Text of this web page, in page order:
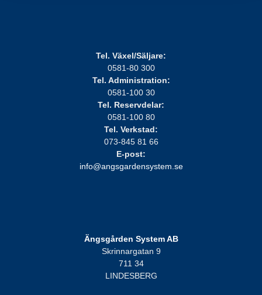
Tel. Växel/Säljare:
0581-80 300
Tel. Administration:
0581-100 30
Tel. Reservdelar:
0581-100 80
Tel. Verkstad:
073-845 81 66
E-post:
info@angsgardensystem.se
Ängsgården System AB
Skrinnargatan 9
711 34
LINDESBERG